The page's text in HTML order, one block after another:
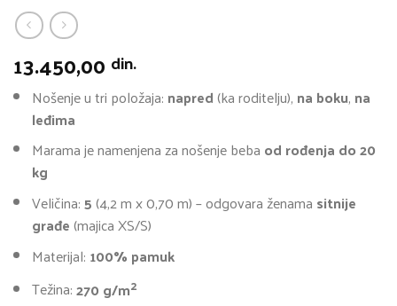
13.450,00 din.
Nošenje u tri položaja: napred(ka roditelju), na boku, na
leđima
Marama je namenjena za nošenje beba od rođenja do 20
kg
Veličina:5(4,2 m x 0,70 m) – odgovara ženama sitnije
građe(majica XS/S)
Materijal: 100% pamuk
Težina:270 g/m2